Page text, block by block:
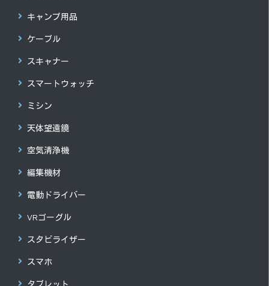
キャンプ用品
ケーブル
スキャナー
スマートウォッチ
ミシン
天体望遠鏡
空気清浄機
編集機材
電動ドライバー
VRゴーグル
スタビライザー
スマホ
タブレット